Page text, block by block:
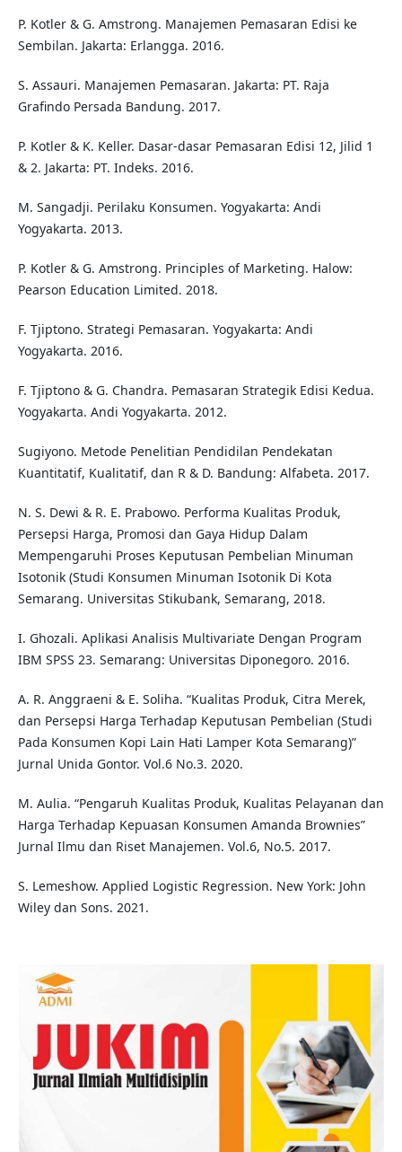
P. Kotler & G. Amstrong. Manajemen Pemasaran Edisi ke
Sembilan. Jakarta: Erlangga. 2016.
S. Assauri. Manajemen Pemasaran. Jakarta: PT. Raja
Grafindo Persada Bandung. 2017.
P. Kotler & K. Keller. Dasar-dasar Pemasaran Edisi 12, Jilid 1
& 2. Jakarta: PT. Indeks. 2016.
M. Sangadji. Perilaku Konsumen. Yogyakarta: Andi
Yogyakarta. 2013.
P. Kotler & G. Amstrong. Principles of Marketing. Halow:
Pearson Education Limited. 2018.
F. Tjiptono. Strategi Pemasaran. Yogyakarta: Andi
Yogyakarta. 2016.
F. Tjiptono & G. Chandra. Pemasaran Strategik Edisi Kedua.
Yogyakarta. Andi Yogyakarta. 2012.
Sugiyono. Metode Penelitian Pendidilan Pendekatan
Kuantitatif, Kualitatif, dan R & D. Bandung: Alfabeta. 2017.
N. S. Dewi & R. E. Prabowo. Performa Kualitas Produk,
Persepsi Harga, Promosi dan Gaya Hidup Dalam
Mempengaruhi Proses Keputusan Pembelian Minuman
Isotonik (Studi Konsumen Minuman Isotonik Di Kota
Semarang. Universitas Stikubank, Semarang, 2018.
I. Ghozali. Aplikasi Analisis Multivariate Dengan Program
IBM SPSS 23. Semarang: Universitas Diponegoro. 2016.
A. R. Anggraeni & E. Soliha. “Kualitas Produk, Citra Merek,
dan Persepsi Harga Terhadap Keputusan Pembelian (Studi
Pada Konsumen Kopi Lain Hati Lamper Kota Semarang)”
Jurnal Unida Gontor. Vol.6 No.3. 2020.
M. Aulia. “Pengaruh Kualitas Produk, Kualitas Pelayanan dan
Harga Terhadap Kepuasan Konsumen Amanda Brownies”
Jurnal Ilmu dan Riset Manajemen. Vol.6, No.5. 2017.
S. Lemeshow. Applied Logistic Regression. New York: John
Wiley dan Sons. 2021.